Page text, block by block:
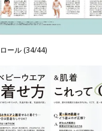
ール (34/44)